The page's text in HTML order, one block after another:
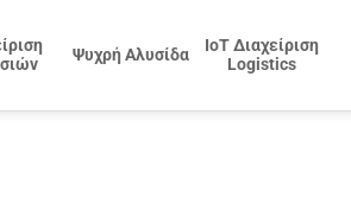
Ψυχρή Αλυσίδα
IoT Διαχείριση
Logistics